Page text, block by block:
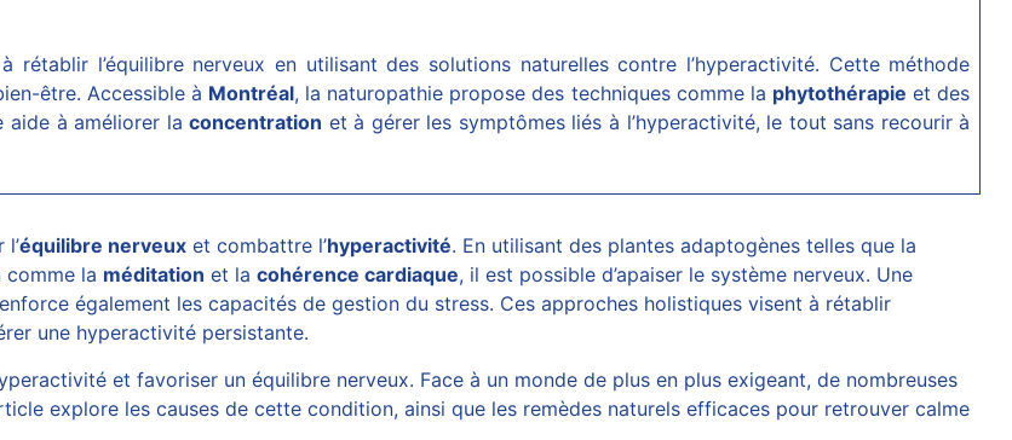
rétablir l’équilibre nerveux en utilisant des solutions naturelles contre l’hyperactivité. Cette méthode
être. Accessible à Montréal, la naturopathie propose des techniques comme la phytothérapie et des
aide à améliorer laconcentration et à gérer les symptômes liés à l’hyperactivité, le tout sans recourir à
équilibre nerveux et combattre l’hyperactivité. En utilisant des plantes adaptogènes telles que la
comme la méditation et lacohérence cardiaque, il est possible d’apaiser le système nerveux. Une
également les capacités de gestion du stress. Ces approches holistiques visent à rétablir
une hyperactivité persistante.
et favoriser un équilibre nerveux. Face à un monde de plus en plus exigeant, de nombreuses
explore les causes de cette condition, ainsi que les remèdes naturels efficaces pour retrouver calme